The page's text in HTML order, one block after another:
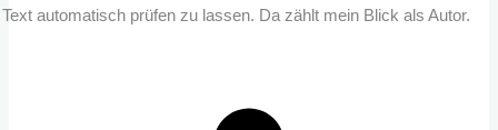
Text automatisch prüfen zu lassen. Da zählt mein Blick als Autor.